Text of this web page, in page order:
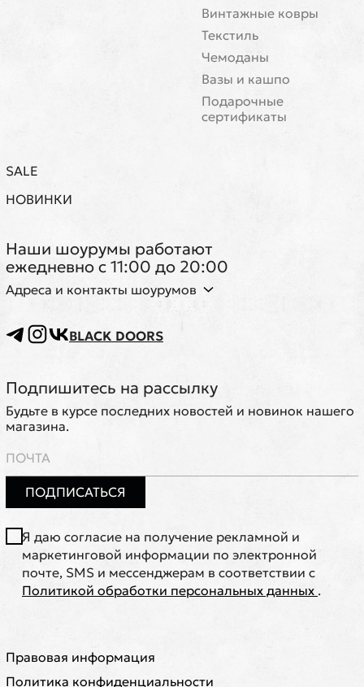
Винтажные ковры
Текстиль
Чемоданы
Вазы и кашпо
Подарочные
сертификаты
SALE
НОВИНКИ
Наши шоурумы работают
ежедневно с 11:00 до 20:00
Адреса и контакты шоурумов
BLACK DOORS
Подпишитесь на рассылку
Будьте в курсе последних новостей и новинок нашего
магазина.
ПОДПИСАТЬСЯ
Я даю согласие на получение рекламной и
маркетинговой информации по электронной
почте, SMS и мессенджерам в соответствии с
Политикой обработки персональных данных .
Правовая информация
Политика конфиденциальности